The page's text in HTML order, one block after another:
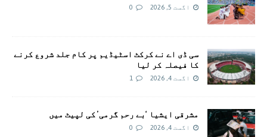
اگست 5, 2026 0
سی ڈی اے نے کرکٹ اسٹیڈیم پر کام جلد شروع کرنے
کا فیصلہ کر لیا
اگست 4, 2026 1
مشرقی ایشیا ‘بے رحم گرمی’ کی لپیٹ میں
اگست 4, 2026 0